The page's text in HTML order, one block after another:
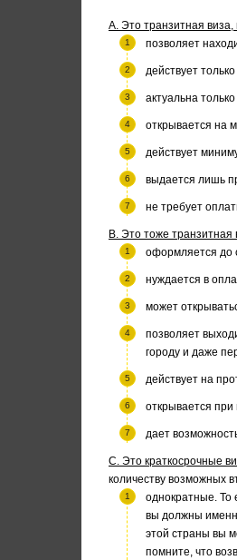
А. Это транзитная виза,
позволяет
действует
актуальна
открывается на
действует
выдается лишь
не требует
В. Это тоже транзитная
оформляется до
нуждается в
может
позволяет
городу и даже
действует на
открывается
дает
С. Это краткосрочные
количеству возможных
однократные. То
вы должны
этой страны вы
помните, что